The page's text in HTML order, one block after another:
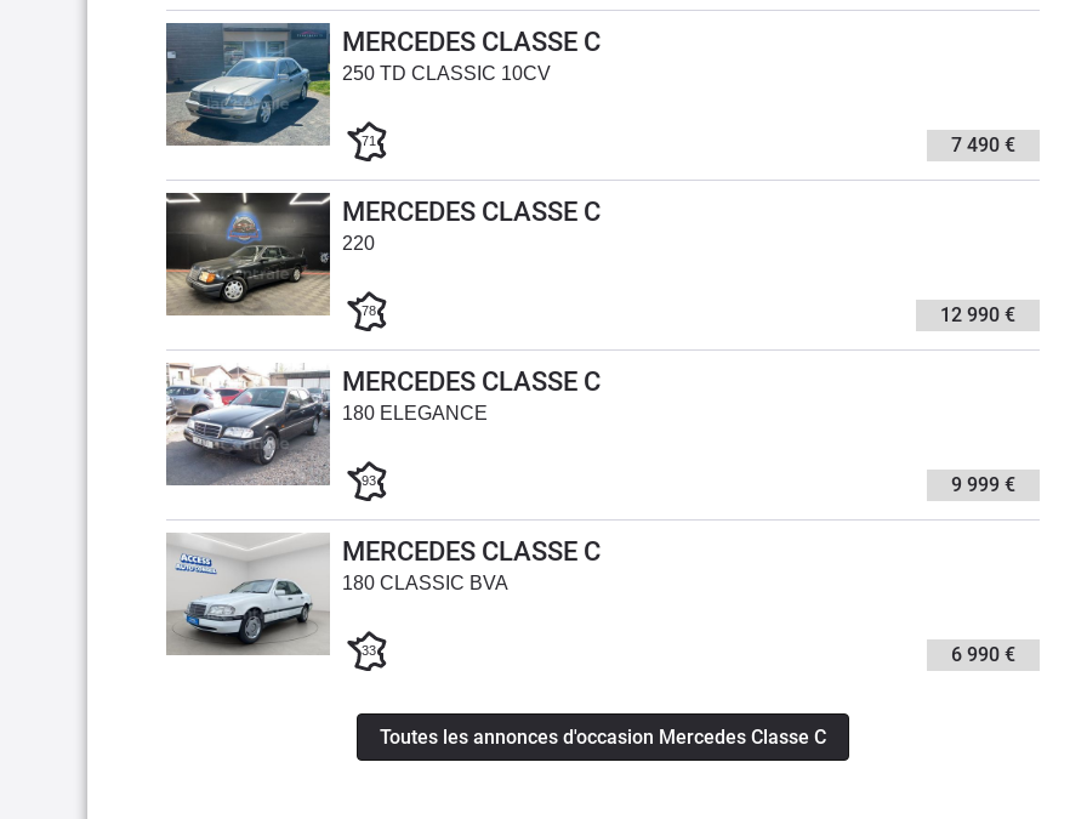
MERCEDES CLASSE C
250 TD CLASSIC 10CV
71 7 490 €
MERCEDES CLASSE C
220
78 12 990 €
MERCEDES CLASSE C
180 ELEGANCE
93 9 999 €
MERCEDES CLASSE C
180 CLASSIC BVA
33 6 990 €
Toutes les annonces d'occasion Mercedes Classe C